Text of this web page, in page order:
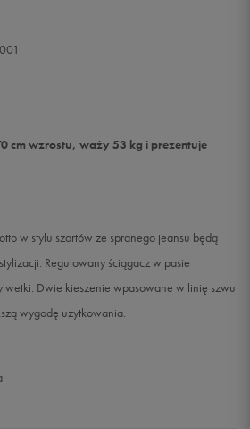
cm wzrostu, waży 53 kg i prezentuje
w stylu szortów ze spranego jeansu będą
Regulowany ściągacz w pasie
Dwie kieszenie wpasowane w linię szwu
wygodę użytkowania.